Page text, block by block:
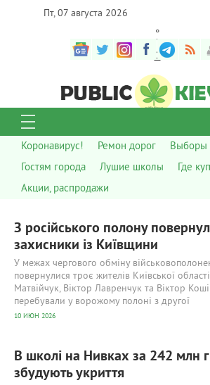
Пт, 07 августа 2026
°
C
Коронавирус! Ремон дорог Выборы
Гостям города
Лушие школы
Где
Акции, распродажи
З російського полону
захисники із Київщини
У межах чергового обміну
повернулися троє жителів Київської
Матвійчук, Віктор Лавренчук та Віктор
перебували у ворожому полоні з другої
10 ИЮН 2026
В школі на Нивках за 242 млн
збудують укриття